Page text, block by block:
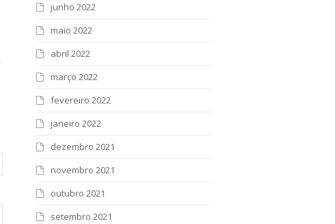
junho 2022
maio 2022
abril 2022
março 2022
fevereiro 2022
janeiro 2022
dezembro 2021
novembro 2021
outubro 2021
setembro 2021